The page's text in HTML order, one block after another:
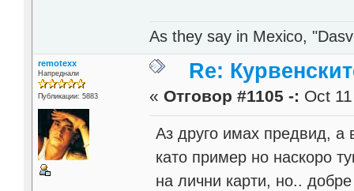
As they say in Mexico,
remotexx
Напреднали
Публикации: 5883
Re:
« Отговор #1105 -: Oct
Аз друго имах предвид, а
като пример но наскоро
на лични карти, но..